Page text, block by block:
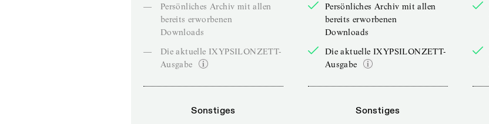
—
Persönliches Archiv mit allen
bereits erworbenen
Downloads
—
Die aktuelle IXYPSILONZETT-
Ausgabe
Sonstiges
Persönliches Archiv mit allen
bereits erworbenen
Downloads
Die aktuelle IXYPSILONZETT-
Ausgabe
Sonstiges